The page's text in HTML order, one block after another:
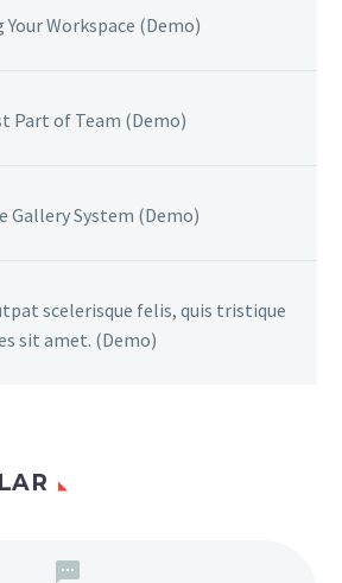
Workspace (Demo)
Part of Team (Demo)
Gallery System (Demo)
scelerisque felis, quis tristique
sit amet. (Demo)